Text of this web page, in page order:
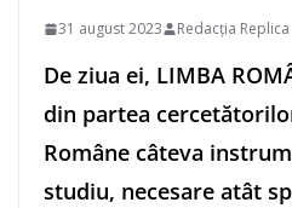
31 august 2023 Redacția Replica
De ziua ei, LIMBA
din partea
Române câteva
studiu, necesare atât